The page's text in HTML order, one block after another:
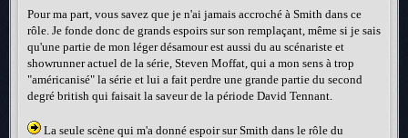
Pour ma part, vous savez que je n'ai jamais accroché à Smith dans ce
rôle. Je fonde donc de grands espoirs sur son remplaçant, même si je sais
qu'une partie de mon léger désamour est aussi du au scénariste et
showrunner actuel de la série, Steven Moffat, qui a mon sens à trop
"américanisé" la série et lui a fait perdre une grande partie du second
degré british qui faisait la saveur de la période David Tennant.
La seule scène qui m'a donné espoir sur Smith dans le rôle du